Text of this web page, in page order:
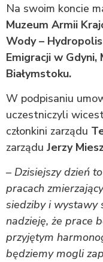
Na swoim koncie
Muzeum Armii
Wody –
Emigracji w Gdyni,
Białymstoku.
W podpisaniu
uczestniczyli
członkini zarządu
zarządu Jerzy
– Dzisiejszy dzień
pracach
siedziby i wystawy
nadzieję, że prace
przyjętym
będziemy mogli